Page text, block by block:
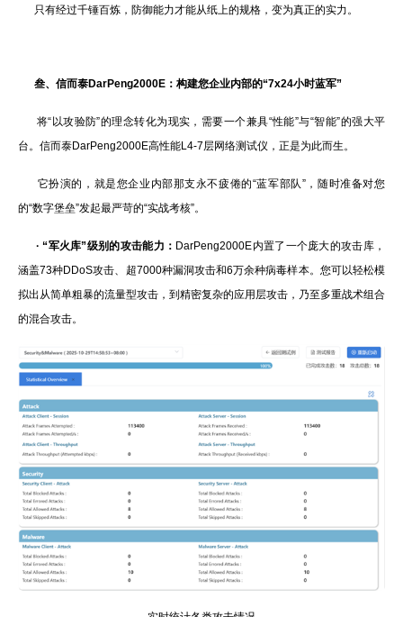
只有经过千锤百炼，防御能力才能从纸上的规格，变为真正的实力。
叁、 信而泰DarPeng2000E：构建您企业内部的“7x24小时蓝军”
将“以攻验防”的理念转化为现实，需要一个兼具“性能”与“智能”的强大平
台。信而泰DarPeng2000E高性能L4-7层网络测试仪，正是为此而生。
它扮演的，就是您企业内部那支永不疲倦的“蓝军部队”，随时准备对您
的“数字堡垒”发起最严苛的“实战考核”。
·“军火库”级别的攻击能力： DarPeng2000E内置了一个庞大的攻击库，
涵盖73种DDoS攻击、超7000种漏洞攻击和6万余种病毒样本。您可以轻松模
拟出从简单粗暴的流量型攻击，到精密复杂的应用层攻击，乃至多重战术组合
的混合攻击。